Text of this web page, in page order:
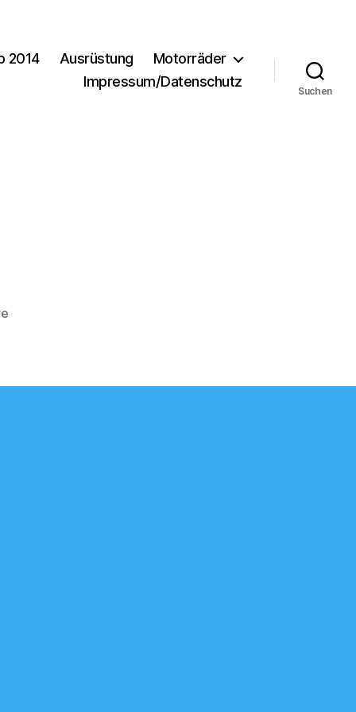
2014 Ausrüstung
Motorräder
Impressum/Datenschutz
Suchen
zu